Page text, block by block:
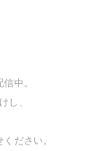
中。
し、
ださい。